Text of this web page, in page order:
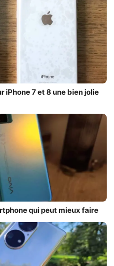
iPhone 7 et 8 une bien jolie
qui peut mieux faire